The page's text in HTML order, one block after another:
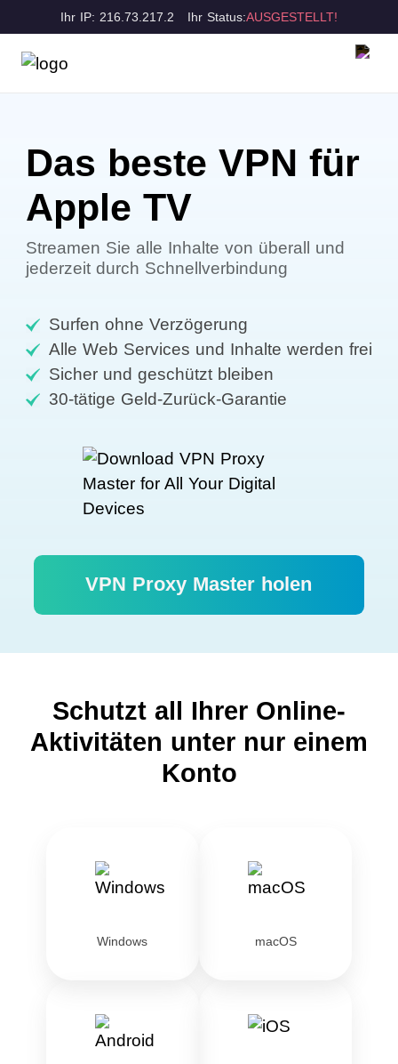
Ihr IP: 216.73.217.2 Ihr Status:AUSGESTELLT!
Das beste VPN für
Apple TV
Streamen Sie alle Inhalte von überall und
jederzeit durch Schnellverbindung
Surfen ohne Verzögerung
Alle Web Services und Inhalte werden frei
Sicher und geschützt bleiben
30-tätige Geld-Zurück-Garantie
VPN Proxy Master holen
Schutzt all Ihrer Online-
Aktivitäten unter nur einem
Konto
Windows macOS